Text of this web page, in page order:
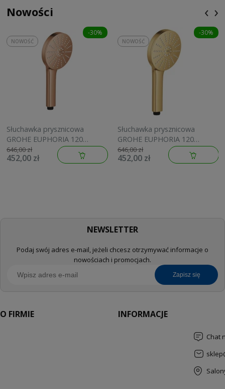
Nowości
-30%
Słuchawka prysznicowa
GROHE EUPHORIA 120
brushed warm sunset
134883DL00
646,00 zł
452,00 zł
NOWOŚĆ
-30%
Słuchawka prysznicowa
GROHE EUPHORIA 120
brushed cool sunrise
134883GN00
646,00 zł
452,00 zł
NOWOŚĆ
‹ ›
NEWSLETTER
Podaj swój adres e-mail, jeżeli chcesz otrzymywać informacje o
nowościach i promocjach.
zapisz się
O FIRMIE INFORMACJE
Chat